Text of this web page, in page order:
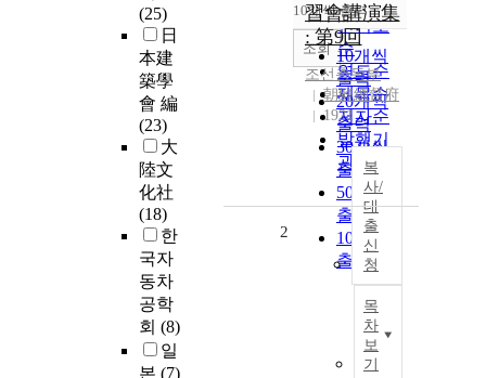
(25)
日
本建
築學
會 編
(23)
大
陸文
化社
(18)
한
국자
동차
공학
회 (8)
일
본 (7)
인기도
순
연도순
제목순
저자순
발행기
관순
내림차순
10개씩 출력
10개씩
출력
20개씩
출력
30개씩
출력
50개씩
출력
100개씩
출력
조회
習會講演集
: 第9回
조선총독부
朝鮮總督府
1921
복
사/
대
출
신
청
목
차
보
기
2